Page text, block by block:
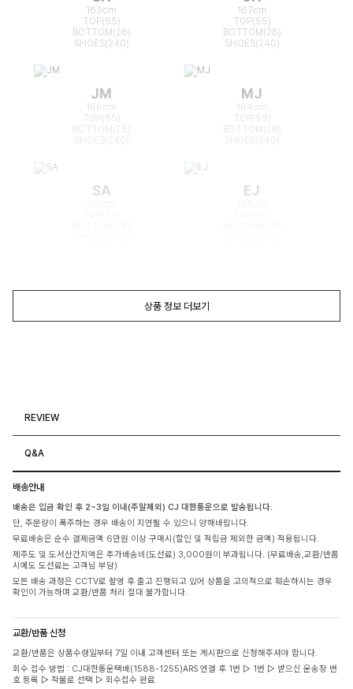
163cm
TOP(55)
BOTTOM(26)
SHOES(240)
167cm
TOP(55)
BOTTOM(26)
SHOES(240)
JM
166cm
TOP(55)
BOTTOM(25)
MJ
164cm
TOP(55)
BOTTOM(26)
SA EJ
상품 정보 더보기
REVIEW
Q&A
배송안내
배송은 입금 확인 후 2~3일 이내(주말제외) CJ 대한통운으로 발송됩니다.
단, 주문량이 폭주하는 경우 배송이 지연될 수 있으니 양해바랍니다.
무료배송은 순수 결제금액 6만원 이상 구매시(할인 및 적립금 제외한 금액) 적용됩니다.
제주도 및 도서산간지역은 추가배송비(도선료) 3,000원이 부과됩니다. (무료배송,교환/반품
시에도 도선료는 고객님 부담)
모든 배송 과정은 CCTV로 촬영 후 출고 진행되고 있어 상품을 고의적으로 훼손하시는 경우
확인이 가능하며 교환/반품 처리 절대 불가합니다.
교환/반품 신청
교환/반품은 상품수령일부터 7일 이내 고객센터 또는 게시판으로 신청해주셔야 합니다.
회수 접수 방법 : CJ대한통운택배(1588-1255)ARS 연결 후 1번 ▷ 1번 ▷ 받으신 운송장 번
호 등록 ▷ 착불로 선택 ▷ 회수접수 완료